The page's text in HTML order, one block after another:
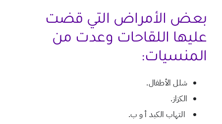
بعض الأمراض التي قضت
عليها اللقاحات وعدت من
المنسيات:
شلل الأطفال.
الكزاز.
التهاب الكبد أ و ب.